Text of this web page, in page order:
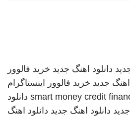
دانلود اهنگ جدید خرید فالوور
اهنگ جدید خرید فالوور اینستاگرام
smart money credit دانلود
دانلود اهنگ جدید دانلود اهنگ